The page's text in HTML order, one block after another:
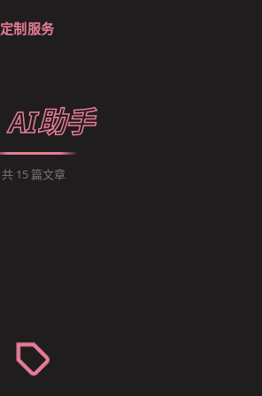
定制服务
AI助手
共 15 篇文章